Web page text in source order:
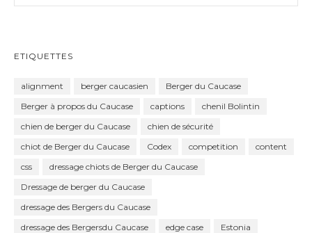
ETIQUETTES
alignment berger caucasien
Berger du Caucase
Berger à propos du Caucase
captions
chenil Bolintin
chien de berger du Caucase
chien de sécurité
chiot de Berger du Caucase
Codex competition
content
css
dressage chiots de Berger du Caucase
Dressage de berger du Caucase
dressage des Bergers du Caucase
dressage des Bergersdu Caucase
edge case
Estonia